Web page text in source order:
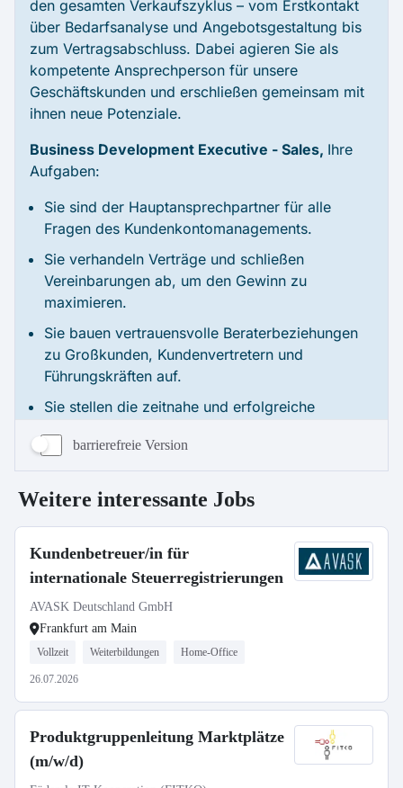
barrierefreie Version
Weitere interessante Jobs
Kundenbetreuer/in für
internationale Steuerregistrierungen
AVASK Deutschland GmbH
Frankfurt am Main
Vollzeit Weiterbildungen Home-Office
26.07.2026
Produktgruppenleitung Marktplätze
(m/w/d)